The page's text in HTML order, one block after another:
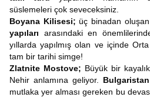
süslemeleri çok seveceksiniz.
Boyana Kilisesi; üç binadan
yapıları arasındaki en
yıllarda yapılmış olan ve içinde
tam bir tarihi simge!
Zlatnite Mostove; Büyük bir
Nehir anlamına geliyor.
mutlaka yer alması gereken bu